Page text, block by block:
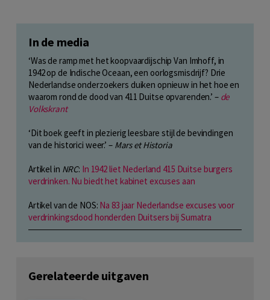
In de media
‘Was de ramp met het koopvaardijschip Van Imhoff, in
1942 op de Indische Oceaan, een oorlogsmisdrijf? Drie
Nederlandse onderzoekers duiken opnieuw in het hoe en
waarom rond de dood van 411 Duitse opvarenden.’ – de
Volkskrant
‘Dit boek geeft in plezierig leesbare stijl de bevindingen
van de historici weer.’ – Mars et Historia
Artikel in NRC: In 1942 liet Nederland 415 Duitse burgers
verdrinken. Nu biedt het kabinet excuses aan
Artikel van de NOS: Na 83 jaar Nederlandse excuses voor
verdrinkingsdood honderden Duitsers bij Sumatra
Gerelateerde uitgaven